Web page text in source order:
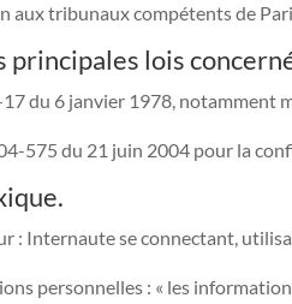
aux tribunaux compétents de
principales lois
17 du 6 janvier 1978, notamment
575 du 21 juin 2004 pour la
: Internaute se connectant,
personnelles : « les